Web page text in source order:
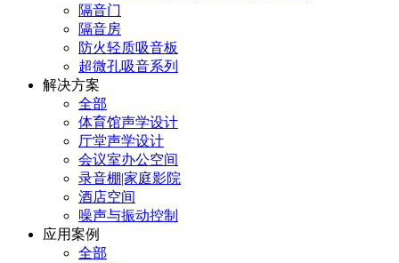
隔音门
隔音房
防火轻质吸音板
超微孔吸音系列
解决方案
全部
体育馆声学设计
厅堂声学设计
会议室办公空间
录音棚|家庭影院
酒店空间
噪声与振动控制
应用案例
全部